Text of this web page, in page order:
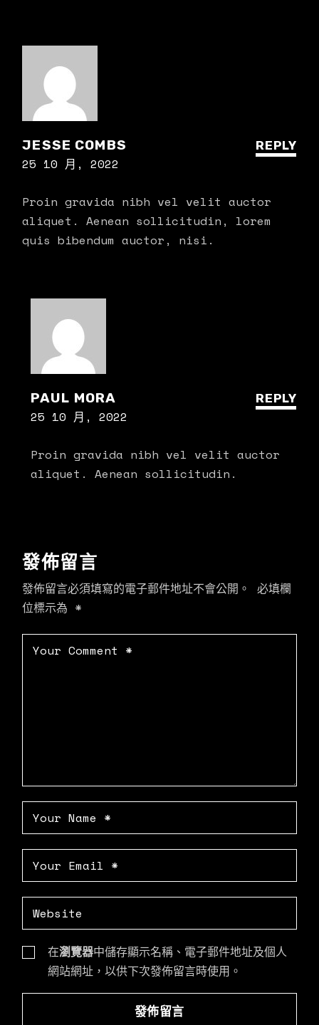
JESSE COMBS
25 10 月, 2022
REPLY
Proin gravida nibh vel velit auctor
aliquet. Aenean sollicitudin, lorem
quis bibendum auctor, nisi.
PAUL MORA
25 10 月, 2022
REPLY
Proin gravida nibh vel velit auctor
aliquet. Aenean sollicitudin.
發佈留言
發佈留言必須填寫的電子郵件地址不會公開。
必填欄
位標示為 *
在瀏覽器中儲存顯示名稱、電子郵件地址及個人
網站網址，以供下次發佈留言時使用。
發佈留言